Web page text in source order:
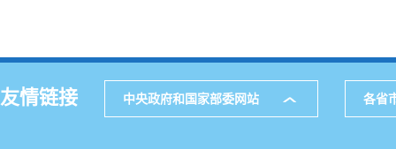
友情链接 中央政府和国家部委网站 各省